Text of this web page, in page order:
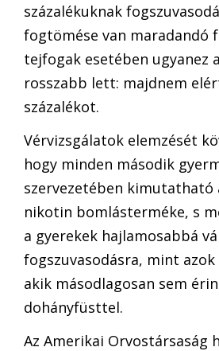
százalékuknak
fogtömése van maradandó
tejfogak esetében ugyanez
rosszabb lett: majdnem
százalékot.
Vérvizsgálatok elemzését
hogy minden második
szervezetében kimutatható
nikotin bomlásterméke, s
a gyerekek hajlamosabbá
fogszuvasodásra, mint azok
akik másodlagosan sem
dohányfüsttel.
Az Amerikai Orvostársaság